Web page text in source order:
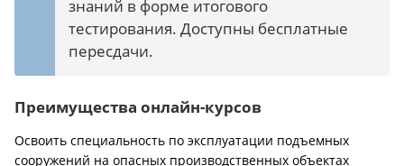
знаний в форме итогового
тестирования. Доступны бесплатные
пересдачи.
Преимущества онлайн-курсов
Освоить специальность по эксплуатации подъемных
сооружений на опасных производственных объектах